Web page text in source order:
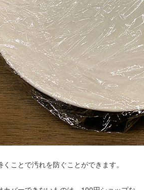
ことで汚れを防ぐことができます。